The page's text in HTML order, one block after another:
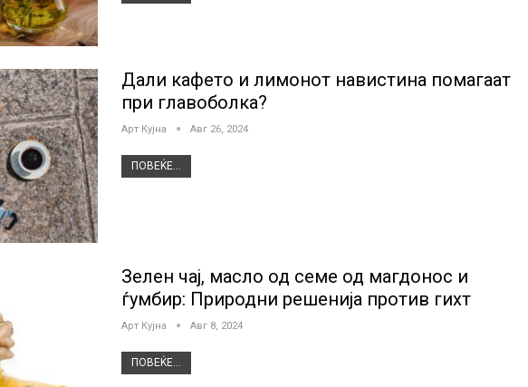
Дали кафето и лимонот навистина помагаат
при главоболка?
Арт Кујна Авг 26, 2024
ПОВЕЌЕ...
Зелен чај, масло од семе од магдонос и
ѓумбир: Природни решенија против гихт
Арт Кујна Авг 8, 2024
ПОВЕЌЕ...